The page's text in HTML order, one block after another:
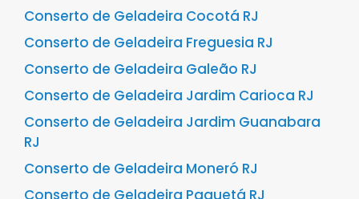
Conserto de Geladeira Cocotá RJ
Conserto de Geladeira Freguesia RJ
Conserto de Geladeira Galeão RJ
Conserto de Geladeira Jardim Carioca RJ
Conserto de Geladeira Jardim Guanabara
RJ
Conserto de Geladeira Moneró RJ
Conserto de Geladeira Paquetá RJ